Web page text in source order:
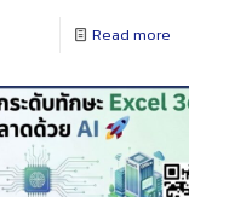
Read more